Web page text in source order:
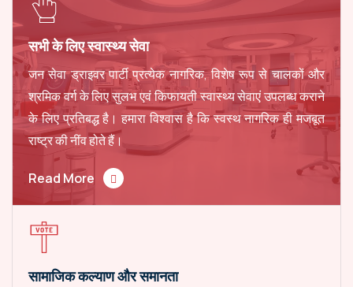
सभी के लिए स्वास्थ्य सेवा
जन सेवा ड्राइवर पार्टी प्रत्येक नागरिक, विशेष रूप से चालकों और
श्रमिक वर्ग के लिए सुलभ एवं किफायती स्वास्थ्य सेवाएं उपलब्ध कराने
के लिए प्रतिबद्ध है। हमारा विश्वास है कि स्वस्थ नागरिक ही मजबूत
राष्ट्र की नींव होते हैं।
Read More
सामाजिक कल्याण और समानता